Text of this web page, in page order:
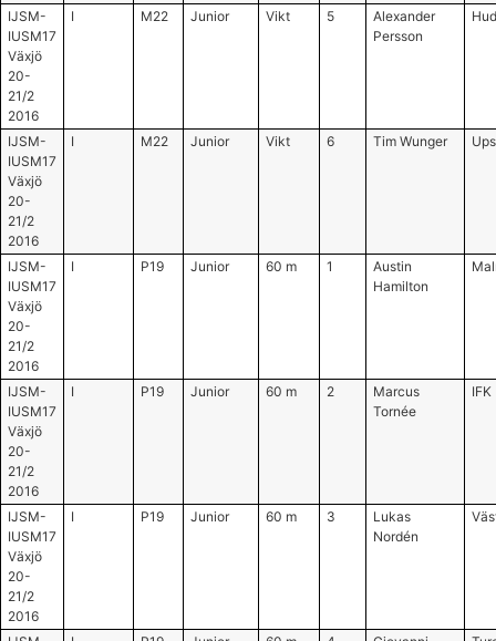
IJSM-
IUSM17
Växjö
20-
21/2
2016
I M22 Junior Vikt 5
Alexander
Persson
IJSM-
IUSM17
Växjö
20-
21/2
2016
I M22 Junior Vikt 6 Tim Wunger
IJSM-
IUSM17
Växjö
20-
21/2
2016
I P19 Junior 60 m 1
Austin
Hamilton
IJSM-
IUSM17
Växjö
20-
21/2
2016
I P19 Junior 60 m 2
Marcus
Tornée
IJSM-
IUSM17
Växjö
20-
21/2
2016
I P19 Junior 60 m 3
Lukas
Nordén